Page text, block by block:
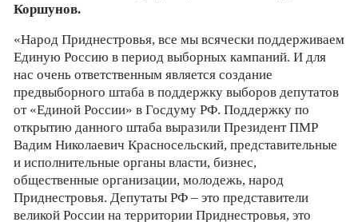
Коршунов.
«Народ Приднестровья, все мы всячески поддерживаем
Единую Россию в период выборных кампаний. И для
нас очень ответственным является создание
предвыборного штаба в поддержку выборов депутатов
от «Единой России» в Госдуму РФ. Поддержку по
открытию данного штаба выразили Президент ПМР
Вадим Николаевич Красносельский, представительные
и исполнительные органы власти, бизнес,
общественные организации, молодежь, народ
Приднестровья. Депутаты РФ – это представители
великой России на территории Приднестровья, это